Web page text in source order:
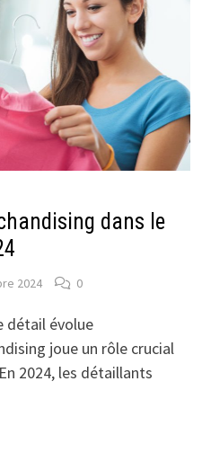
dans le
2024 0
détail évolue
joue un rôle crucial
2024, les détaillants